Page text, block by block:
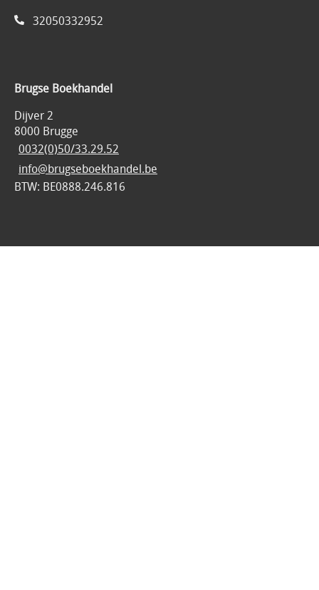
32050332952
Brugse Boekhandel
Dijver 2
8000 Brugge
0032(0)50/33.29.52
info@brugseboekhandel.be
BTW: BE0888.246.816